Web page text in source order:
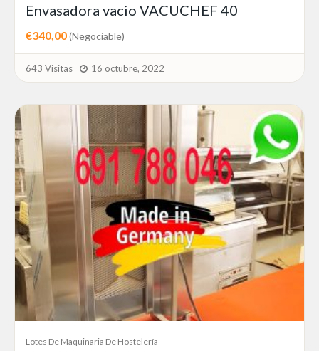
Envasadora vacio VACUCHEF 40
€340,00(Negociable)
643 Visitas 16 octubre, 2022
Lotes De Maquinaria De Hostelería